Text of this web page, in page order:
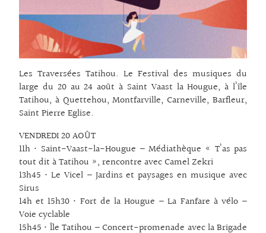
Les Traversées Tatihou. Le Festival des musiques du
large du 20 au 24 août à Saint Vaast la Hougue, à l’île
Tatihou, à Quettehou, Montfarville, Carneville, Barfleur,
Saint Pierre Eglise.
VENDREDI 20 AOÛT
11h • Saint-Vaast-la-Hougue – Médiathèque « T’as pas
tout dit à Tatihou », rencontre avec Camel Zekri
13h45 • Le Vicel – Jardins et paysages en musique avec
Sirus
14h et 15h30 • Fort de la Hougue – La Fanfare à vélo –
Voie cyclable
15h45 • Île Tatihou – Concert-promenade avec la Brigade